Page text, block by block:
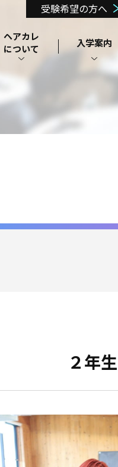
ヘアカレ
について
学校説明・施
設・設備紹介
入学案内
昼間課程カリ
選択コース
高等教育修学支
援新制度認定
受験希望の方へ
２年